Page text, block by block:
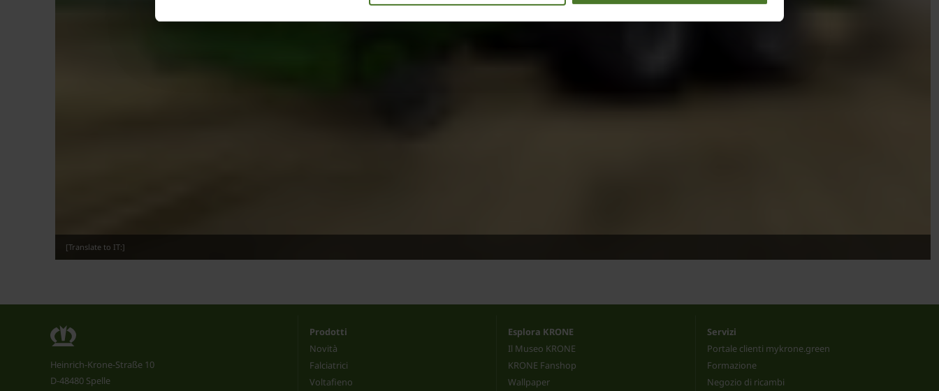
[Translate to IT:]
Heinrich-Krone-Straße 10
D-48480 Spelle
Prodotti
Novità
Falciatrici
Voltafieno
Esplora KRONE
Il Museo KRONE
KRONE Fanshop
Wallpaper
Servizi
Portale clienti mykrone.green
Formazione
Negozio di ricambi